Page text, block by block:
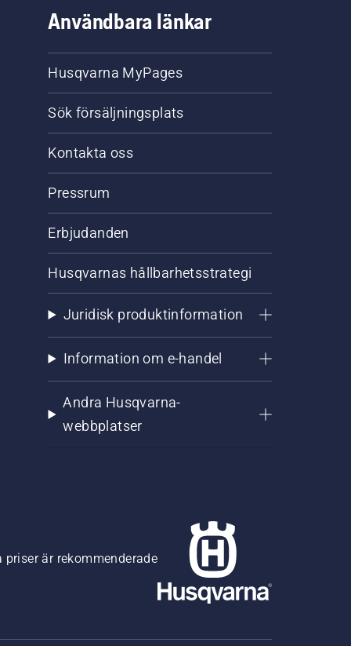
Användbara länkar
Husqvarna MyPages
Sök försäljningsplats
Kontakta oss
Pressrum
Erbjudanden
Husqvarnas hållbarhetsstrategi
Juridisk produktinformation
Information om e-handel
Andra Husqvarna-
webbplatser
är rekommenderade